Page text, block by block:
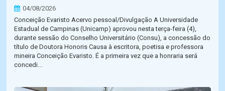
04/08/2026
Conceição Evaristo Acervo pessoal/Divulgação A Universidade
Estadual de Campinas (Unicamp) aprovou nesta terça-feira (4),
durante sessão do Conselho Universitário (Consu), a concessão do
título de Doutora Honoris Causa à escritora, poetisa e professora
mineira Conceição Evaristo. É a primeira vez que a honraria será
concedi...